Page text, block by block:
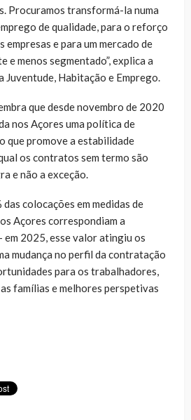
Procuramos transformá-la numa
de qualidade, para o reforço
e para um mercado de
e menos segmentado”, explica a
Juventude, Habitação e Emprego.
que desde novembro de 2020
nos Açores uma política de
que promove a estabilidade
os contratos sem termo são
e não a exceção.
das colocações em medidas de
Açores correspondiam a
2025, esse valor atingiu os
mudança no perfil da contratação
para os trabalhadores,
famílias e melhores perspetivas